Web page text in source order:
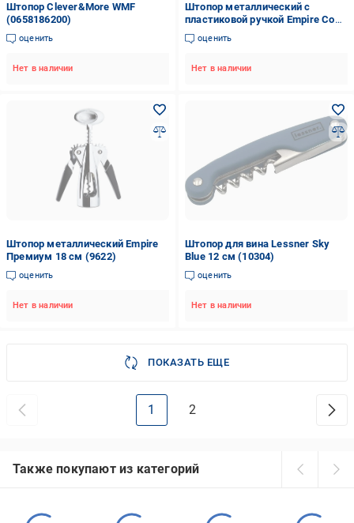
Штопор Clever&More WMF
(0658186200)
оценить
Нет в наличии
Штопор металлический с
пластиковой ручкой Empire Соло
12 см (9623)
оценить
Нет в наличии
Штопор металлический Empire
Премиум 18 см (9622)
оценить
Нет в наличии
Штопор для вина Lessner Sky
Blue 12 см (10304)
оценить
Нет в наличии
ПОКАЗАТЬ ЕЩЕ
1 2
Также покупают из категорий